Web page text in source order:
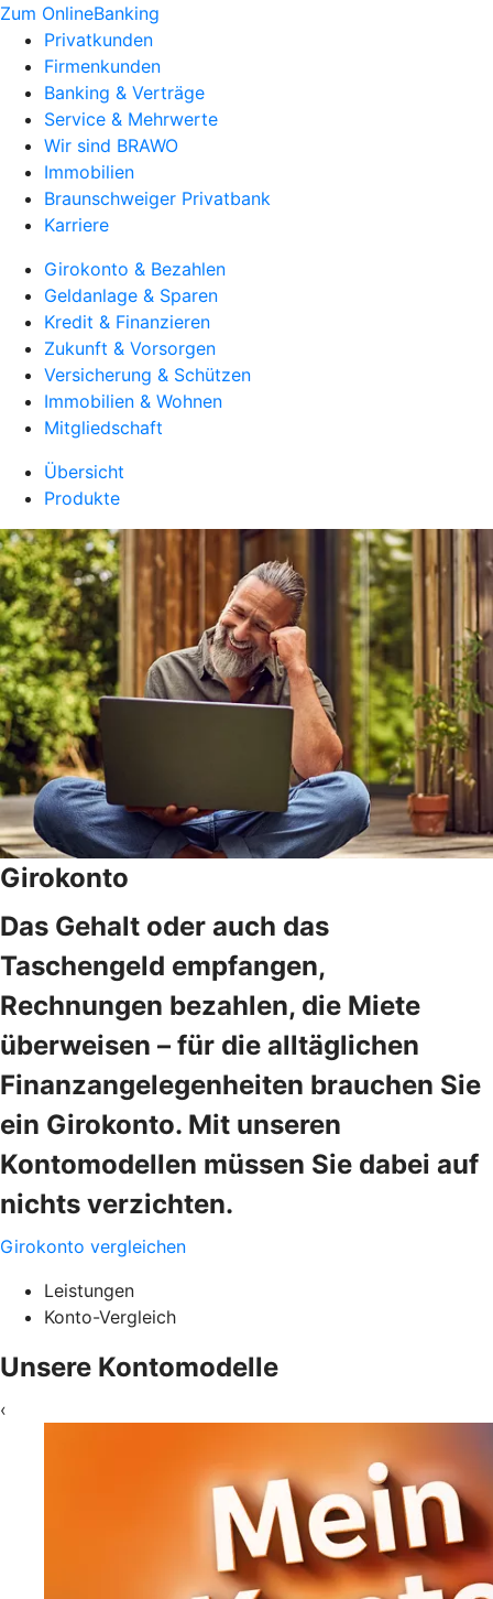
Zum OnlineBanking
Privatkunden
Firmenkunden
Banking & Verträge
Service & Mehrwerte
Wir sind BRAWO
Immobilien
Braunschweiger Privatbank
Karriere
Girokonto & Bezahlen
Geldanlage & Sparen
Kredit & Finanzieren
Zukunft & Vorsorgen
Versicherung & Schützen
Immobilien & Wohnen
Mitgliedschaft
Übersicht
Produkte
Girokonto
Das Gehalt oder auch das
Taschengeld empfangen,
Rechnungen bezahlen, die Miete
überweisen – für die alltäglichen
Finanzangelegenheiten brauchen Sie
ein Girokonto. Mit unseren
Kontomodellen müssen Sie dabei auf
nichts verzichten.
Girokonto vergleichen
Leistungen
Konto-Vergleich
Unsere Kontomodelle
‹